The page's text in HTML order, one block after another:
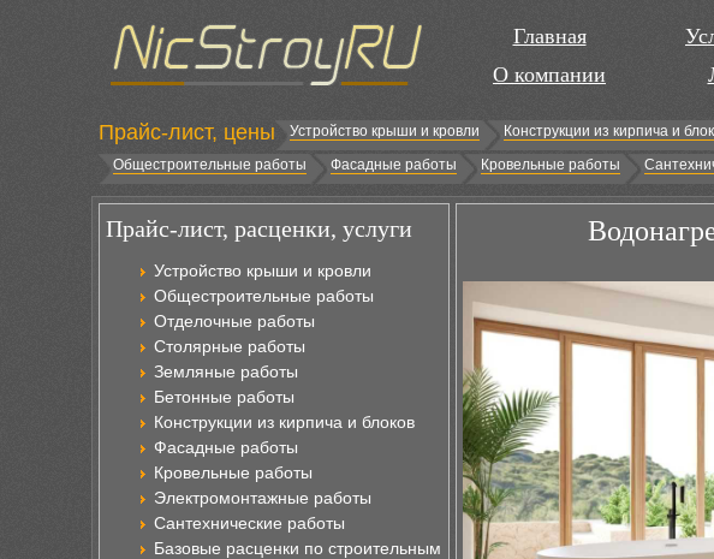
Главная
О компании
Прайс-лист, цены Устройство крыши и кровли Конструкции из кирпича и
Общестроительные работы
Фасадные работы Кровельные работы
Прайс-лист, расценки, услуги
Устройство крыши и кровли
Общестроительные работы
Отделочные работы
Столярные работы
Земляные работы
Бетонные работы
Конструкции из кирпича и блоков
Фасадные работы
Кровельные работы
Электромонтажные работы
Сантехнические работы
Базовые расценки по строительным